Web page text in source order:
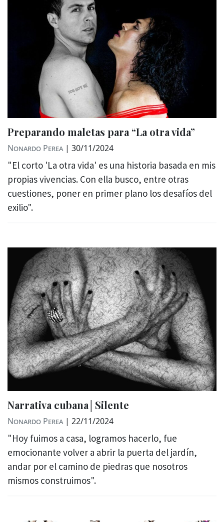
Preparando maletas para “La otra vida”
Nonardo Perea | 30/11/2024
"El corto 'La otra vida' es una historia basada en mis
propias vivencias. Con ella busco, entre otras
cuestiones, poner en primer plano los desafíos del
exilio".
Narrativa cubana│Silente
Nonardo Perea | 22/11/2024
"Hoy fuimos a casa, logramos hacerlo, fue
emocionante volver a abrir la puerta del jardín,
andar por el camino de piedras que nosotros
mismos construimos".